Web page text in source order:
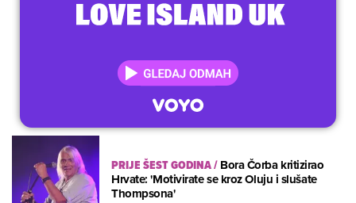
PRIJE ŠEST GODINA/Bora Čorba kritizirao
Hrvate: 'Motivirate se kroz Oluju i slušate
Thompsona'